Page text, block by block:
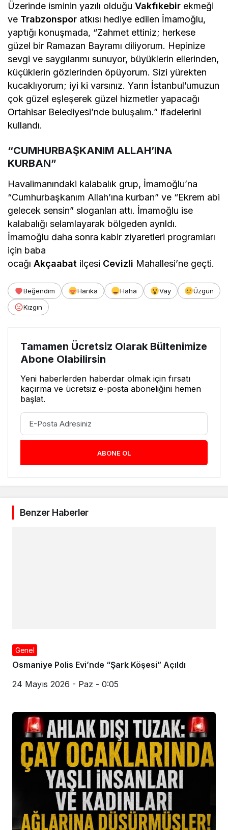
Üzerinde isminin yazılı olduğuVakfıkebir ekmeği
ve Trabzonspor atkısı hediye edilen İmamoğlu,
yaptığı konuşmada, “Zahmet ettiniz; herkese
güzel bir Ramazan Bayramı diliyorum. Hepinize
sevgi ve saygılarımı sunuyor, büyüklerin ellerinden,
küçüklerin gözlerinden öpüyorum. Sizi yürekten
kucaklıyorum; iyi ki varsınız. Yarın İstanbul’umuzun
çok güzel eşleşerek güzel hizmetler yapacağı
Ortahisar Belediyesi’nde buluşalım.” ifadelerini
kullandı.
“CUMHURBAŞKANIM ALLAH’INA
KURBAN”
Havalimanındaki kalabalık grup, İmamoğlu’na
“Cumhurbaşkanım Allah’ına kurban” ve “Ekrem abi
gelecek sensin” sloganları attı. İmamoğlu ise
kalabalığı selamlayarak bölgeden ayrıldı.
İmamoğlu daha sonra kabir ziyaretleri programları
için baba
ocağıAkçaabat ilçesi Cevizli Mahallesi’ne geçti.
Beğendim Harika Haha Vay
Üzgün
Kızgın
Tamamen Ücretsiz Olarak Bültenimize
Abone Olabilirsin
Yeni haberlerden haberdar olmak için fırsatı
kaçırma ve ücretsiz e-posta aboneliğini hemen
başlat.
ABONE OL
Benzer Haberler
Osmaniye Polis Evi’nde “Şark Köşesi” Açıldı
24 Mayıs 2026 - Paz - 0:05